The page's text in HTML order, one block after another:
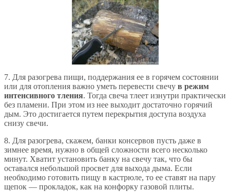
7. Для разогрева пищи, поддержания ее в горячем состоянии
или для отопления важно уметь перевести свечу в режим
интенсивного тления. Тогда свеча тлеет изнутри практически
без пламени. При этом из нее выходит достаточно горячий
дым. Это достигается путем перекрытия доступа воздуха
снизу свечи.
8. Для разогрева, скажем, банки консервов пусть даже в
зимнее время, нужно в общей сложности всего несколько
минут. Хватит установить банку на свечу так, что бы
оставался небольшой просвет для выхода дыма. Если
необходимо готовить пищу в кастрюле, то ее ставят на пару
щепок — прокладок, как на конфорку газовой плиты.